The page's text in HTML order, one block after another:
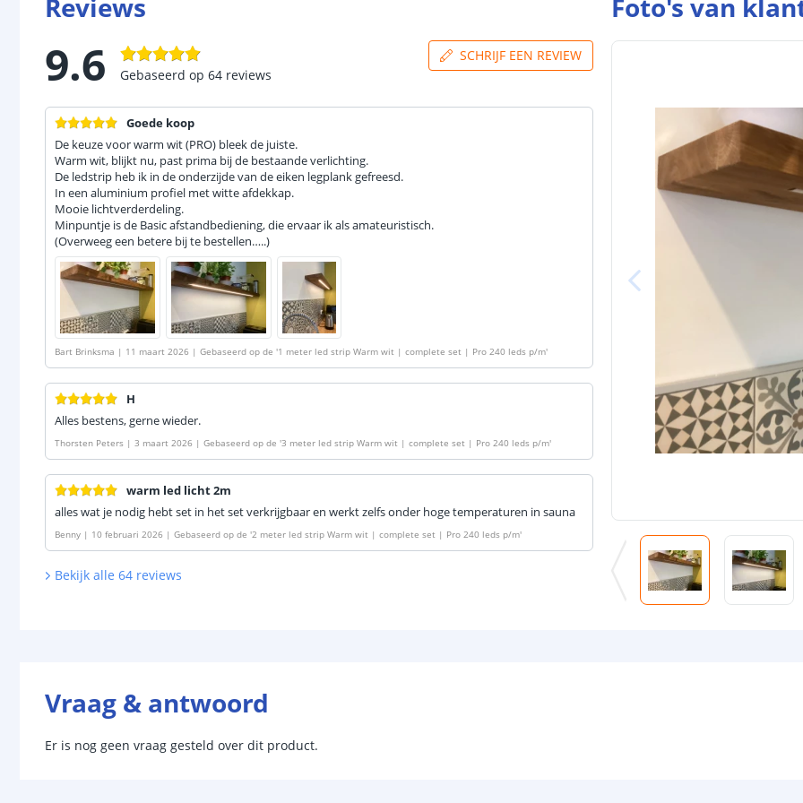
Reviews
9.6 Gebaseerd op 64 reviews
SCHRIJF EEN REVIEW
Goede koop
De keuze voor warm wit (PRO) bleek de juiste.
Warm wit, blijkt nu, past prima bij de bestaande verlichting.
De ledstrip heb ik in de onderzijde van de eiken legplank gefreesd.
In een aluminium profiel met witte afdekkap.
Mooie lichtverderdeling.
Minpuntje is de Basic afstandbediening, die ervaar ik als amateuristisch.
(Overweeg een betere bij te bestellen…..)
Bart Brinksma | 11 maart 2026 | Gebaseerd op de '1 meter led strip Warm wit | complete set | Pro 240 leds p/m'
H
Alles bestens, gerne wieder.
Thorsten Peters | 3 maart 2026 | Gebaseerd op de '3 meter led strip Warm wit | complete set | Pro 240 leds p/m'
warm led licht 2m
alles wat je nodig hebt set in het set verkrijgbaar en werkt zelfs onder hoge temperaturen in sauna
Benny | 10 februari 2026 | Gebaseerd op de '2 meter led strip Warm wit | complete set | Pro 240 leds p/m'
Bekijk alle 64 reviews
Foto's van
Vraag & antwoord
Er is nog geen vraag gesteld over dit product.